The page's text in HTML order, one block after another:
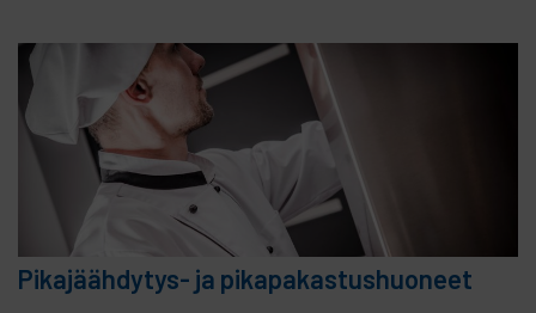
Pikajäähdytys- ja pikapakastushuoneet